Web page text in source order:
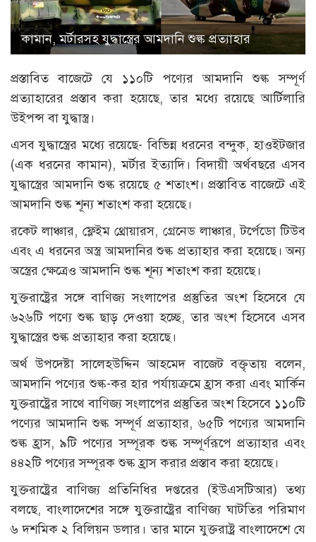
কামান, মর্টারসহ যুদ্ধাস্ত্রের আমদানি শুল্ক প্রত্যাহার
প্রস্তাবিত বাজেটে যে ১১০টি পণ্যের আমদানি শুল্ক সম্পূর্ণ
প্রত্যাহারের প্রস্তাব করা হয়েছে, তার মধ্যে রয়েছে আর্টিলারি
উইপন্স বা যুদ্ধাস্ত্র।
এসব যুদ্ধাস্ত্রের মধ্যে রয়েছে- বিভিন্ন ধরনের বন্দুক, হাওইটজার
(এক ধরনের কামান), মর্টার ইত্যাদি। বিদায়ী অর্থবছরে এসব
যুদ্ধাস্ত্রের আমদানি শুল্ক রয়েছে ৫ শতাংশ। প্রস্তাবিত বাজেটে এই
আমদানি শুল্ক শূন্য শতাংশ করা হয়েছে।
রকেট লাঞ্চার, ফ্লেইম থ্রোয়ারস, গ্রেনেড লাঞ্চার, টর্পেডো টিউব
এবং এ ধরনের অস্ত্র আমদানির শুল্ক প্রত্যাহার করা হয়েছে। অন্য
অস্ত্রের ক্ষেত্রেও আমদানি শুল্ক শূন্য শতাংশ করা হয়েছে।
যুক্তরাষ্ট্রের সঙ্গে বাণিজ্য সংলাপের প্রস্তুতির অংশ হিসেবে যে
৬২৬টি পণ্যে শুল্ক ছাড় দেওয়া হচ্ছে, তার অংশ হিসেবে এসব
যুদ্ধাস্ত্রের শুল্ক প্রত্যাহার করা হয়েছে।
অর্থ উপদেষ্টা সালেহউদ্দিন আহমেদ বাজেট বক্তৃতায় বলেন,
আমদানি পণ্যের শুল্ক-কর হার পর্যায়ক্রমে হ্রাস করা এবং মার্কিন
যুক্তরাষ্ট্রের সাথে বাণিজ্য সংলাপের প্রস্তুতির অংশ হিসেবে ১১০টি
পণ্যের আমদানি শুল্ক সম্পূর্ণ প্রত্যাহার, ৬৫টি পণ্যের আমদানি
শুল্ক হ্রাস, ৯টি পণ্যের সম্পূরক শুল্ক সম্পূর্ণরূপে প্রত্যাহার এবং
৪৪২টি পণ্যের সম্পূরক শুল্ক হ্রাস করার প্রস্তাব করা হয়েছে।
যুক্তরাষ্ট্রের বাণিজ্য প্রতিনিধির দপ্তরের (ইউএসটিআর) তথ্য
বলছে, বাংলাদেশের সঙ্গে যুক্তরাষ্ট্রের বাণিজ্য ঘাটতির পরিমাণ
৬ দশমিক ২ বিলিয়ন ডলার। তার মানে যুক্তরাষ্ট্র বাংলাদেশে যে